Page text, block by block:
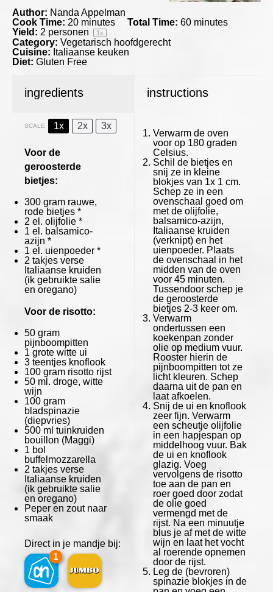
Author: Nanda Appelman
Cook Time: 20 minutes Total Time: 60 minutes
Yield: 2 personen 1x
Category: Vegetarisch hoofdgerecht
Cuisine: Italiaanse keuken
Diet: Gluten Free
ingredients
SCALE 1x 2x 3x
Voor de
geroosterde
bietjes:
300 gram rauwe,
rode bietjes *
2 el. olijfolie *
1 el. balsamico-
azijn *
1 el. uienpoeder *
2 takjes verse
Italiaanse kruiden
(ik gebruikte salie
en oregano)
Voor de risotto:
50 gram
pijnboompitten
1 grote witte ui
3 teentjes knoflook
100 gram risotto rijst
50 ml. droge, witte
wijn
100 gram
bladspinazie
(diepvries)
500 ml tuinkruiden
bouillon (Maggi)
1 bol
buffelmozzarella
2 takjes verse
Italiaanse kruiden
(ik gebruikte salie
en oregano)
Peper en zout naar
smaak
Direct in je mandje bij:
1
instructions
Verwarm de oven
voor op 180 graden
Celsius.
Schil de bietjes en
snij ze in kleine
blokjes van 1x 1 cm.
Schep ze in een
ovenschaal goed om
met de olijfolie,
balsamico-azijn,
Italiaanse kruiden
(verknipt) en het
uienpoeder. Plaats
de ovenschaal in het
midden van de oven
voor 45 minuten.
Tussendoor schep je
de geroosterde
bietjes 2-3 keer om.
Verwarm
ondertussen een
koekenpan zonder
olie op medium vuur.
Rooster hierin de
pijnboompitten tot ze
licht kleuren. Schep
daarna uit de pan en
laat afkoelen.
Snij de ui en knoflook
zeer fijn. Verwarm
een scheutje olijfolie
in een hapjespan op
middelhoog vuur. Bak
de ui en knoflook
glazig. Voeg
vervolgens de risotto
toe aan de pan en
roer goed door zodat
de olie goed
vermengd met de
rijst. Na een minuutje
blus je af met de witte
wijn en laat het vocht
al roerende opnemen
door de rijst.
Leg de (bevroren)
spinazie blokjes in de